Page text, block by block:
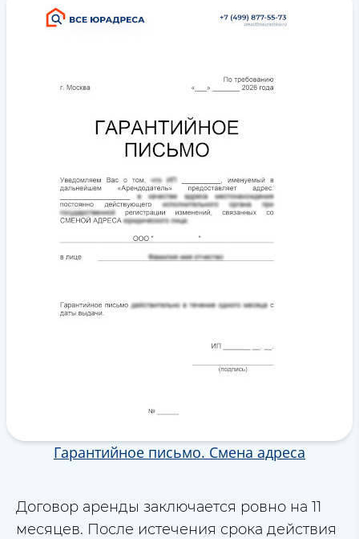
Гарантийное письмо. Смена адреса
Договор аренды заключается ровно на 11
месяцев. После истечения срока действия